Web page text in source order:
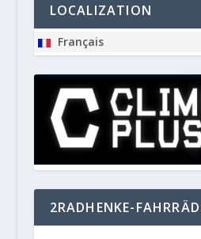
LOCALIZATION
Français
2RADHENKE-